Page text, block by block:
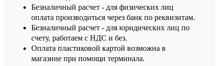
Безналичный расчет - для физических лиц
оплата производиться через банк по реквизитам.
Безналичный расчет - для юридических лиц по
счету, работаем с НДС и без.
Оплата пластиковой картой возможна в
магазине при помощи терминала.